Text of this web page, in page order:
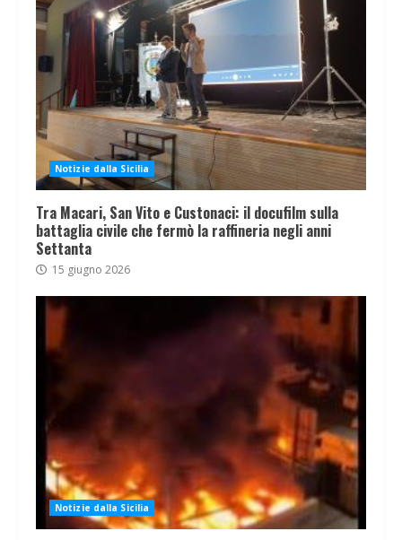
Notizie dalla Sicilia
Tra Macari, San Vito e Custonaci: il docufilm sulla
battaglia civile che fermò la raffineria negli anni
Settanta
15 giugno 2026
Notizie dalla Sicilia